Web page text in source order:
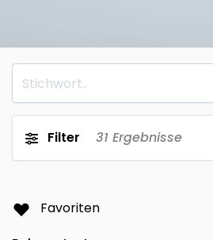
Filter 31 Ergebnisse
Favoriten